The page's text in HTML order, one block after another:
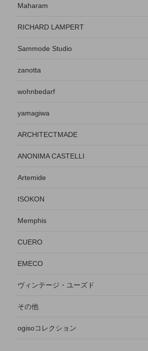
Maharam
RICHARD LAMPERT
Sammode Studio
zanotta
wohnbedarf
yamagiwa
ARCHITECTMADE
ANONIMA CASTELLI
Artemide
ISOKON
Memphis
CUERO
EMECO
ヴィンテージ・ユーズド
その他
ogisoコレクション